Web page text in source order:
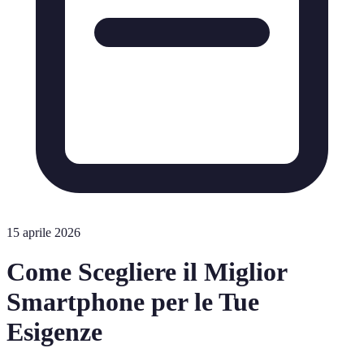
15 aprile 2026
Come Scegliere il Miglior
Smartphone per le Tue
Esigenze